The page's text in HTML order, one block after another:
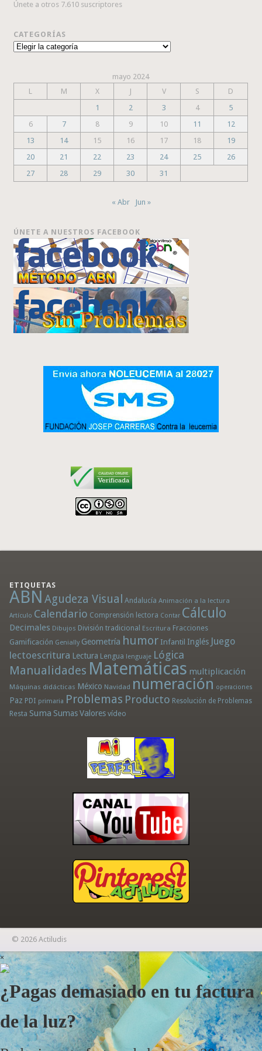
Únete a otros 7.610 suscriptores
CATEGORÍAS
Categorías
mayo 2024
L
M X J V S
D
1
2 3 4
5
6
7 8 9 10 11
12
13
14 15 16 17 18
19
20
21 22 23 24 25
26
27
28 29 30 31
« Abr Jun »
ÚNETE A NUESTROS FACEBOOK
ETIQUETAS
ABN Agudeza Visual Andalucía Animación a la lectura
Artículo Calendario Comprensión lectora Contar Cálculo
Decimales Dibujos División tradicional Escritura Fracciones
Gamificación Genially Geometría humor Infantil Inglés Juego
lectoescritura Lectura Lengua lenguaje Lógica
Manualidades Matemáticas multiplicación
Máquinas didácticas México Navidad numeración operaciones
Paz PDI primaria Problemas Producto Resolución de Problemas
Resta Suma Sumas Valores vídeo
© 2026 Actiludis
×
¿Pagas demasiado en tu factura
de la luz?